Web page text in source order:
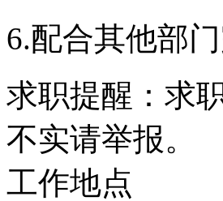
6.配合其他部
求职提醒：求
不实请举报。
工作地点